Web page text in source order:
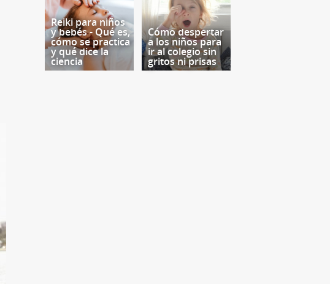
Reiki para niños
y bebés - Qué es,
cómo se practica
y qué dice la
ciencia
Cómo despertar
a los niños para
ir al colegio sin
gritos ni prisas